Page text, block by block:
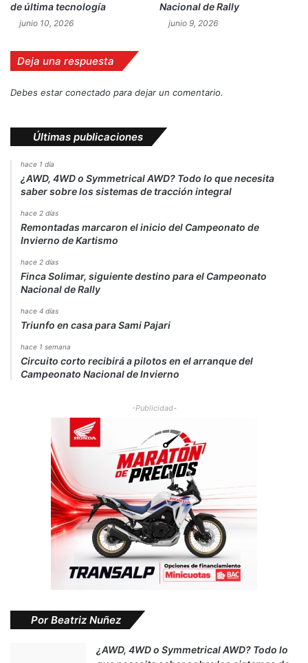
de última tecnología
junio 10, 2026
Nacional de Rally
junio 9, 2026
Deja una respuesta
Debes estar conectado para dejar un comentario.
Últimas publicaciones
hace 1 día
¿AWD, 4WD o Symmetrical AWD? Todo lo que necesita
saber sobre los sistemas de tracción integral
hace 2 días
Remontadas marcaron el inicio del Campeonato de
Invierno de Kartismo
hace 2 días
Finca Solimar, siguiente destino para el Campeonato
Nacional de Rally
hace 4 días
Triunfo en casa para Sami Pajari
hace 1 semana
Circuito corto recibirá a pilotos en el arranque del
Campeonato Nacional de Invierno
-Publicidad-
Por Beatriz Nuñez
¿AWD, 4WD o Symmetrical AWD? Todo lo